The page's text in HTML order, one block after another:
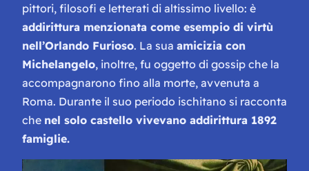
pittori, filosofi e letterati di altissimo livello: è
addirittura menzionata come esempio di virtù
nell’Orlando Furioso. La sua amicizia con
Michelangelo, inoltre, fu oggetto di gossip che la
accompagnarono fino alla morte, avvenuta a
Roma. Durante il suo periodo ischitano si racconta
che nel solo castello vivevano addirittura 1892
famiglie.